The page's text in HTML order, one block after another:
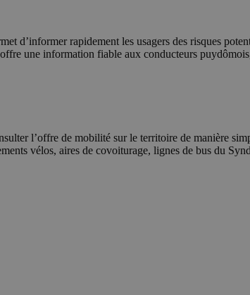
rapidement les usagers des risques
une information fiable aux conducteurs
l’offre de mobilité sur le territoire de manière
vélos, aires de covoiturage, lignes de bus du